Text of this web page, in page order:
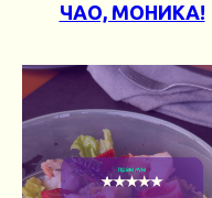
ЧАО, МОНИКА!